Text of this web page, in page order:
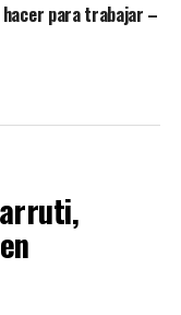
hacer para trabajar –